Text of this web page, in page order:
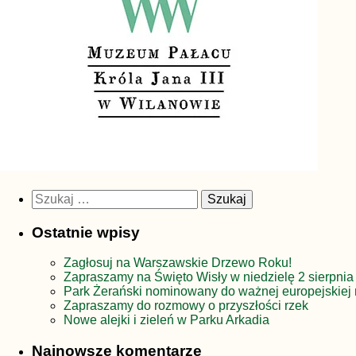
Szukaj:
Ostatnie wpisy
Zagłosuj na Warszawskie Drzewo Roku!
Zapraszamy na Święto Wisły w niedzielę 2 sierpnia
Park Żerański nominowany do ważnej europejskiej
Zapraszamy do rozmowy o przyszłości rzek
Nowe alejki i zieleń w Parku Arkadia
Najnowsze komentarze